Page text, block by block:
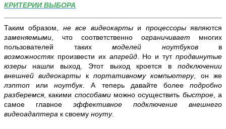
КРИТЕРИИ ВЫБОРА
Таким образом, не все видеокарты и процессорыявляются
заменяемыми , что соответственно ограничивает многих
пользователей таких моделей ноутбуков в
возможностях произвести их апгрейд. Но и тутпродвинутые
юзеры нашли выход. Этот выход кроется в подключении
внешней видеокарты кпортативному компьютеру, он же
лэптоп илиноутбук . А теперь давайте болееподробно
разберемся, какими способами можно осуществить быстрое, а
самое главное эффективное подключение внешнего
видеоадаптера к своему ноуту.